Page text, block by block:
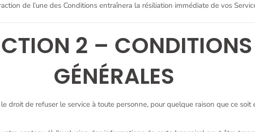
de l’une des Conditions entraînera la résiliation immédiate de vos
2 – CONDITIONS
GÉNÉRALES
droit de refuser le service à toute personne, pour quelque raison que ce soit